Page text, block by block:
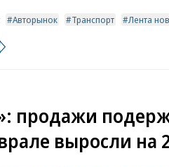
Авторынок Транспорт Лента
продажи
выросли на